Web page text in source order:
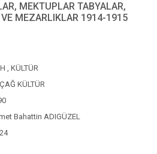
MEKTUPLAR TABYALAR,
MEZARLIKLAR 1914-1915
,KÜLTÜR
KÜLTÜR
Bahattin ADIGÜZEL